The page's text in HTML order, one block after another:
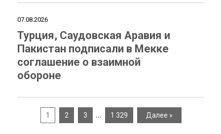
07.08.2026
Турция, Саудовская Аравия и
Пакистан подписали в Мекке
соглашение о взаимной
обороне
1 2 3 … 1 329 Далее »